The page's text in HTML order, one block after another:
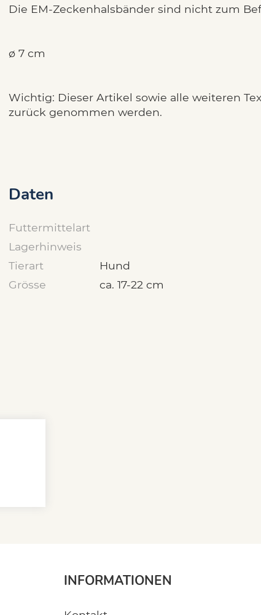
Die EM-Zeckenhalsbänder sind nicht zum
ø 7 cm
Wichtig: Dieser Artikel sowie alle weiteren
zurück genommen werden.
Daten
Futtermittelart
Lagerhinweis
Tierart
Hund
Grösse
ca. 17-22 cm
INFORMATIONEN